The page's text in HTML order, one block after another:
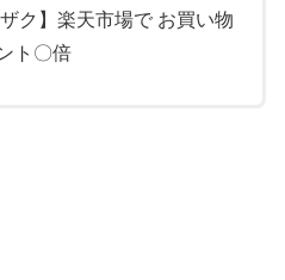
ク】楽天市場で お買い物
ト〇倍